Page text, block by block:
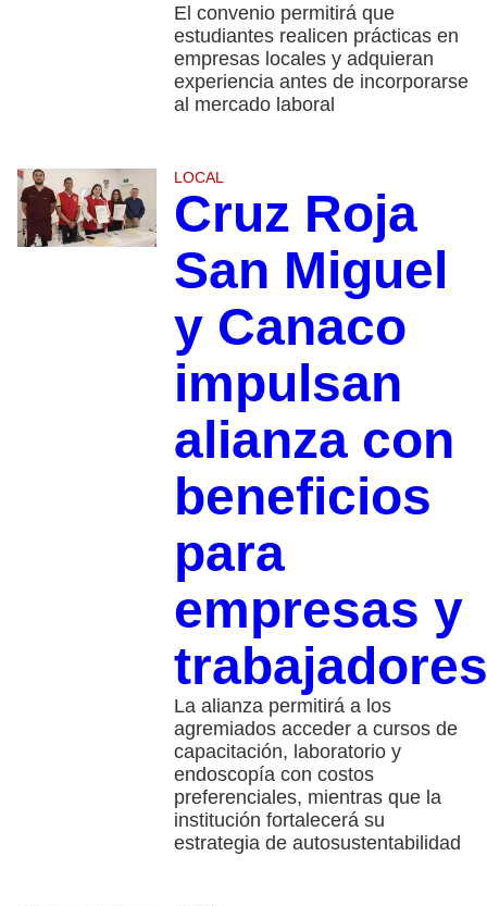
El convenio permitirá que
estudiantes realicen prácticas en
empresas locales y adquieran
experiencia antes de incorporarse
al mercado laboral
LOCAL
Cruz Roja
San Miguel
y Canaco
impulsan
alianza con
beneficios
para
empresas y
trabajadores
La alianza permitirá a los
agremiados acceder a cursos de
capacitación, laboratorio y
endoscopía con costos
preferenciales, mientras que la
institución fortalecerá su
estrategia de autosustentabilidad